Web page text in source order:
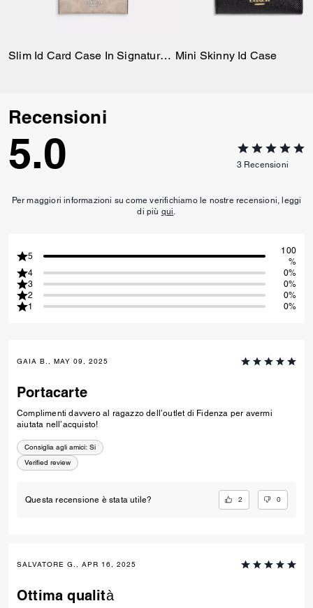
Slim Id Card Case In Signature Canvas Mini Skinny Id Case
Recensioni
5.0 3 Recensioni
Per maggiori informazioni su come verifichiamo le nostre recensioni, leggi
di più qui
5
100
%
4
0%
3
0%
2
0%
1
0%
GAIA B., MAY 09, 2025
Portacarte
Complimenti davvero al ragazzo dell’outlet di Fidenza per avermi
aiutata nell’acquisto!
Consiglia agli amici: Si
Verified review
Questa recensione è stata utile? 2 0
SALVATORE G., APR 16, 2025
Ottima qualità